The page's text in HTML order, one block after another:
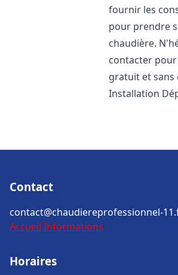
fournir les
pour prendre
chaudière.
contacter
gratuit et sans
Installation
Contact
contact@chaudiereprofessionnel-
Accueil Informations
Horaires